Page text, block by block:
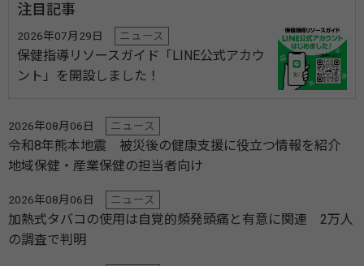
注目記事
2026年07月29日 ニュース
保健指導リソースガイド「LINE公式アカウ
ント」を開設しました！
2026年08月06日 ニュース
令和8年熊本地震 被災後の健康支援に役立つ情報を紹介
地域保健・産業保健の担当者向け
2026年08月06日 ニュース
加熱式タバコの使用は自覚的頻発頭痛と有意に関連 2万人
の調査で判明